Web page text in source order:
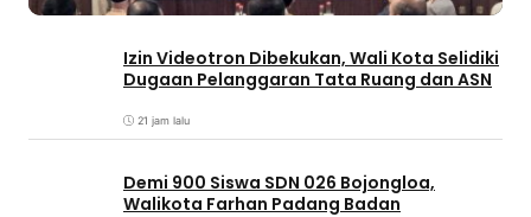
Izin Videotron Dibekukan, Wali Kota Selidiki
Dugaan Pelanggaran Tata Ruang dan ASN
21 jam lalu
Demi 900 Siswa SDN 026 Bojongloa,
Walikota Farhan Padang Badan